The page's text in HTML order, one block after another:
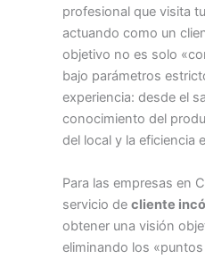
profesional que visita
actuando como un
objetivo no es solo
bajo parámetros
experiencia: desde el
conocimiento del
del local y la eficiencia
Para las empresas en
servicio de cliente
obtener una visión
eliminando los